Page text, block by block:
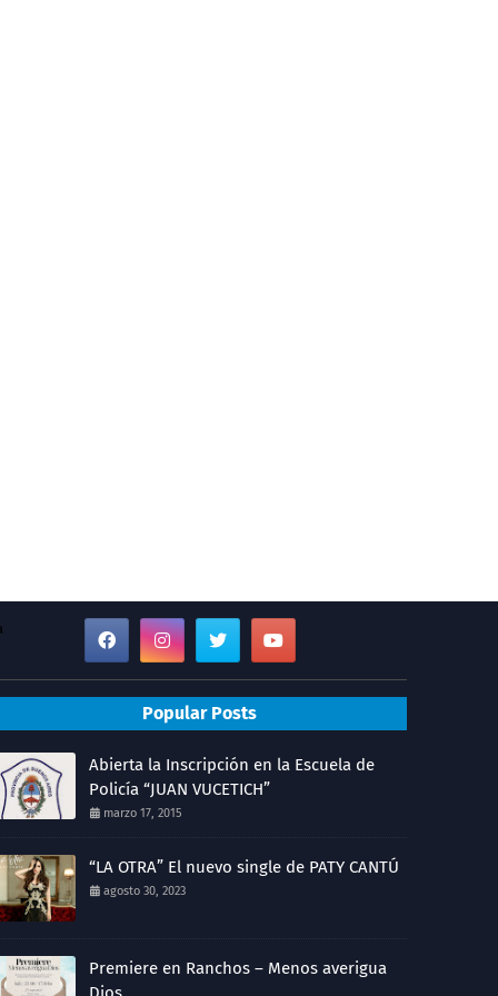
Popular Posts
Abierta la Inscripción en la Escuela de
Policía “JUAN VUCETICH”
marzo 17, 2015
“LA OTRA” El nuevo single de PATY CANTÚ
agosto 30, 2023
Premiere en Ranchos – Menos averigua